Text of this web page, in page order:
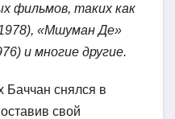
фильмов, таких как
«Мшуман Де»
и многие другие.
Баччан снялся в
свой